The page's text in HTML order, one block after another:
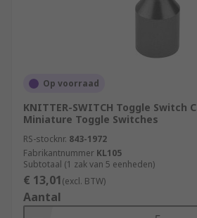
Op voorraad
KNITTER-SWITCH Toggle Switch
Miniature Toggle Switches
RS-stocknr. 843-1972
Fabrikantnummer KL105
Subtotaal (1 zak van 5 eenheden)
€ 13,01(excl. BTW)
Aantal